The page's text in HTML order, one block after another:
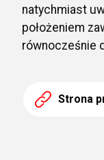
natychmiast
położeniem
równocześnie
Strona